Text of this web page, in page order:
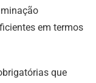
em termos
que